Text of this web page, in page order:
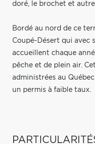
doré, le brochet et
Bordé au nord de ce
Coupé-Désert qui avec
accueillent chaque
pêche et de plein air.
administrées au
un permis à faible taux.